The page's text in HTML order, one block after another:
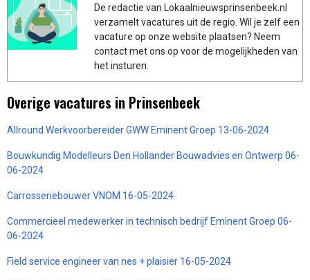
De redactie van Lokaalnieuwsprinsenbeek.nl
verzamelt vacatures uit de regio. Wil je zelf een
vacature op onze website plaatsen? Neem
contact met ons op voor de mogelijkheden van
het insturen.
Overige vacatures in Prinsenbeek
Allround Werkvoorbereider GWW Eminent Groep 13-06-2024
Bouwkundig Modelleurs Den Hollander Bouwadvies en Ontwerp 06-
06-2024
Carrosseriebouwer VNOM 16-05-2024
Commercieel medewerker in technisch bedrijf Eminent Groep 06-
06-2024
Field service engineer van nes + plaisier 16-05-2024